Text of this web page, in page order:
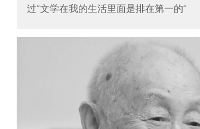
过“文学在我的生活里面是排在第一的”